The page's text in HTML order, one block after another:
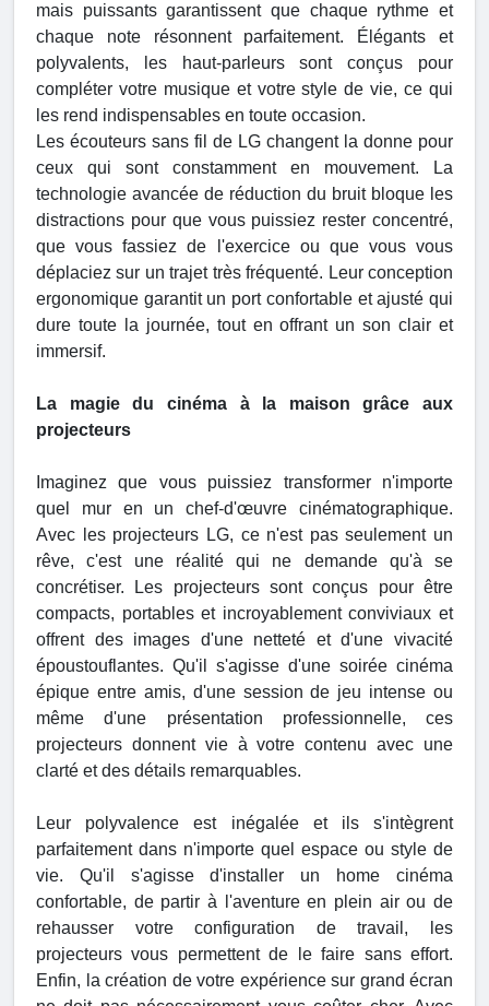
mais puissants garantissent que chaque rythme et
chaque note résonnent parfaitement. Élégants et
polyvalents, les haut-parleurs sont conçus pour
compléter votre musique et votre style de vie, ce qui
les rend indispensables en toute occasion.
Les écouteurs sans fil de LG changent la donne pour
ceux qui sont constamment en mouvement. La
technologie avancée de réduction du bruit bloque les
distractions pour que vous puissiez rester concentré,
que vous fassiez de l'exercice ou que vous vous
déplaciez sur un trajet très fréquenté. Leur conception
ergonomique garantit un port confortable et ajusté qui
dure toute la journée, tout en offrant un son clair et
immersif.
La magie du cinéma à la maison grâce aux
projecteurs
Imaginez que vous puissiez transformer n'importe
quel mur en un chef-d'œuvre cinématographique.
Avec les projecteurs LG, ce n'est pas seulement un
rêve, c'est une réalité qui ne demande qu'à se
concrétiser. Les projecteurs sont conçus pour être
compacts, portables et incroyablement conviviaux et
offrent des images d'une netteté et d'une vivacité
époustouflantes. Qu'il s'agisse d'une soirée cinéma
épique entre amis, d'une session de jeu intense ou
même d'une présentation professionnelle, ces
projecteurs donnent vie à votre contenu avec une
clarté et des détails remarquables.
Leur polyvalence est inégalée et ils s'intègrent
parfaitement dans n'importe quel espace ou style de
vie. Qu'il s'agisse d'installer un home cinéma
confortable, de partir à l'aventure en plein air ou de
rehausser votre configuration de travail, les
projecteurs vous permettent de le faire sans effort.
Enfin, la création de votre expérience sur grand écran